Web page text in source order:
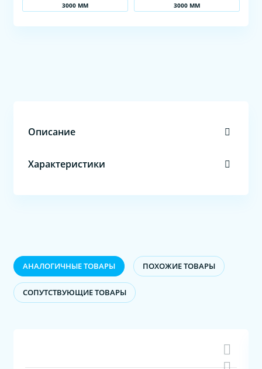
3000 ММ 3000 ММ
Описание
Характеристики
АНАЛОГИЧНЫЕ ТОВАРЫ ПОХОЖИЕ ТОВАРЫ
CОПУТСТВУЮЩИЕ ТОВАРЫ